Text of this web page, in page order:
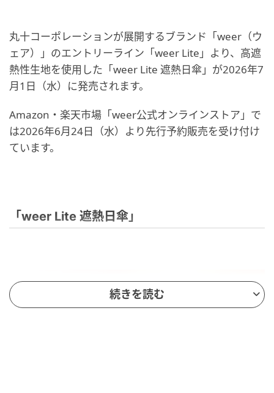
丸十コーポレーションが展開するブランド「weer（ウ
ェア）」のエントリーライン「weer Lite」より、高遮
熱性生地を使用した「weer Lite 遮熱日傘」が2026年7
月1日（水）に発売されます。
Amazon・楽天市場「weer公式オンラインストア」で
は2026年6月24日（水）より先行予約販売を受け付け
ています。
「weer Lite 遮熱日傘」
続きを読む